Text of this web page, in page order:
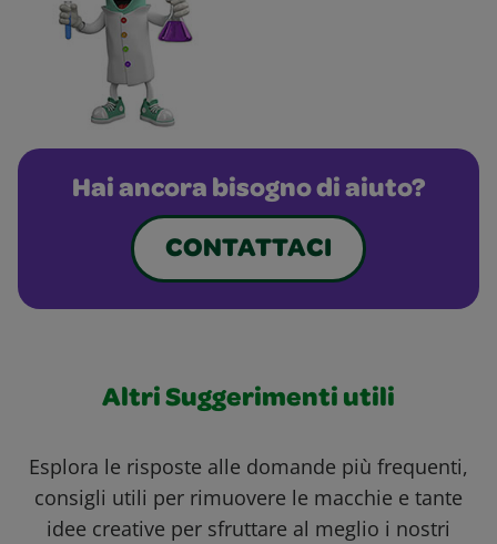
Hai ancora bisogno di aiuto?
CONTATTACI
Altri Suggerimenti utili
Esplora le risposte alle domande più frequenti,
consigli utili per rimuovere le macchie e tante
idee creative per sfruttare al meglio i nostri